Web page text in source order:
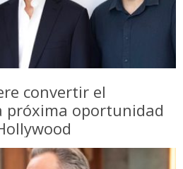
convertir el
próxima oportunidad